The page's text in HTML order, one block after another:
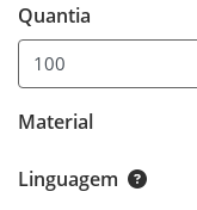
Quantia
Material
Linguagem